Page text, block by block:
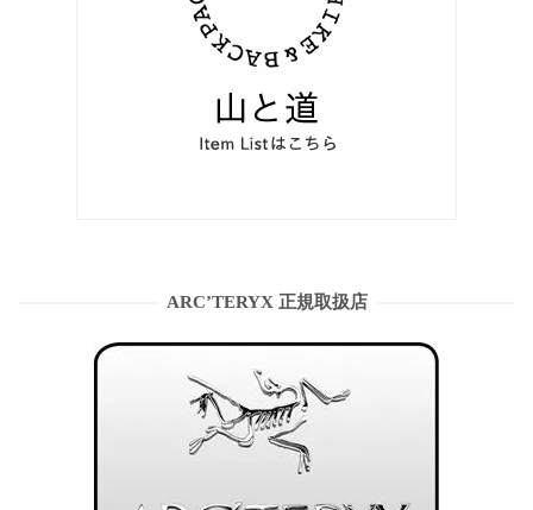
ARC’TERYX 正規取扱店